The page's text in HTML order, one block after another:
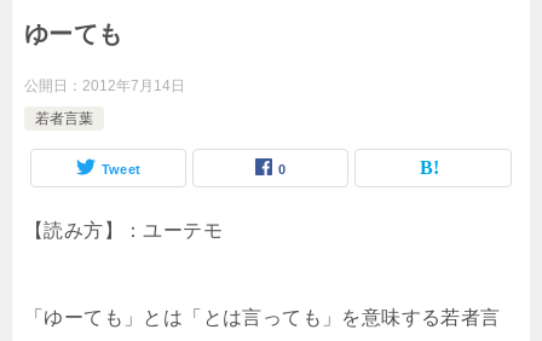
ゆーても
公開日： 2012年7月14日
若者言葉
Tweet 0
【読み方】：ユーテモ
「ゆーても」とは「とは言っても」を意味する若者言